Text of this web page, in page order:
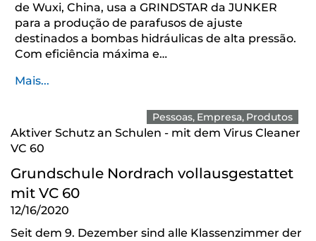
de Wuxi, China, usa a GRINDSTAR da JUNKER
para a produção de parafusos de ajuste
destinados a bombas hidráulicas de alta pressão.
Com eficiência máxima e…
Mais...
Pessoas Empresa Produtos
Aktiver Schutz an Schulen - mit dem Virus Cleaner
VC 60
Grundschule Nordrach vollausgestattet
mit VC 60
12/16/2020
Seit dem 9. Dezember sind alle Klassenzimmer der